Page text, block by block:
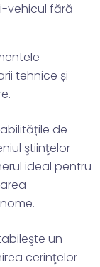
vehicul fără
tehnice și
de
ştiinţelor
ideal pentru
un
cerinţelor